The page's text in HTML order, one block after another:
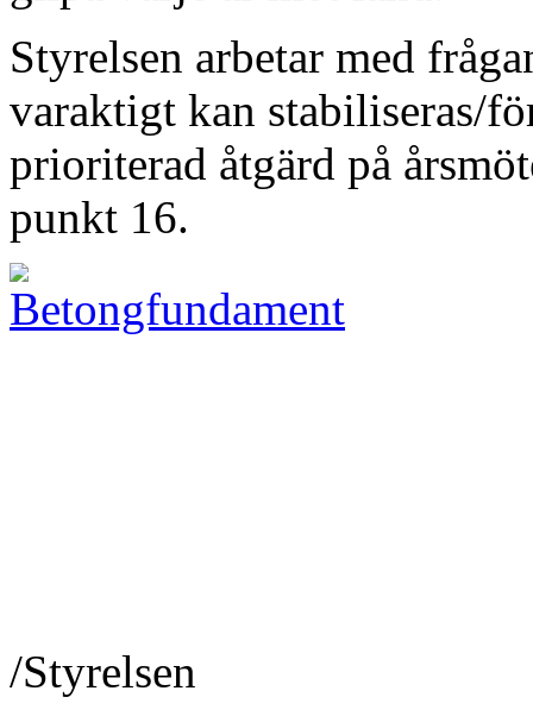
Styrelsen arbetar med
varaktigt kan stabiliseras/
prioriterad åtgärd på
punkt 16.
/Styrelsen